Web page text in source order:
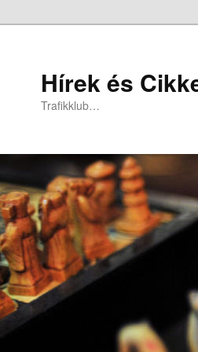
Hírek és
Trafikklub…